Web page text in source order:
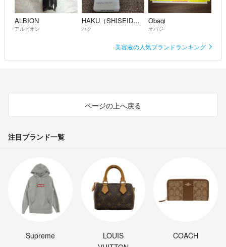
ALBION
アルビオン
HAKU（SHISEIDO）
ハク
Obagi
オバジ
美容液の人気ブランドランキング
ページの上へ戻る
注目ブランド一覧
Supreme
LOUIS
COACH